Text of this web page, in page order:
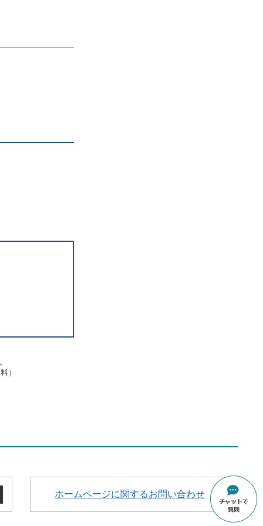
）
ホームページに関するお問い合わせ